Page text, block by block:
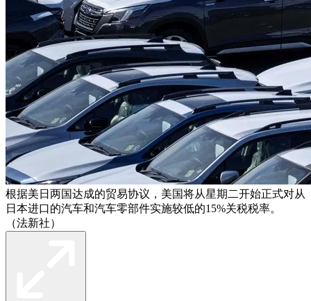
根据美日两国达成的贸易协议，美国将从星期二开始正式对从
日本进口的汽车和汽车零部件实施较低的15%关税税率。
（法新社）